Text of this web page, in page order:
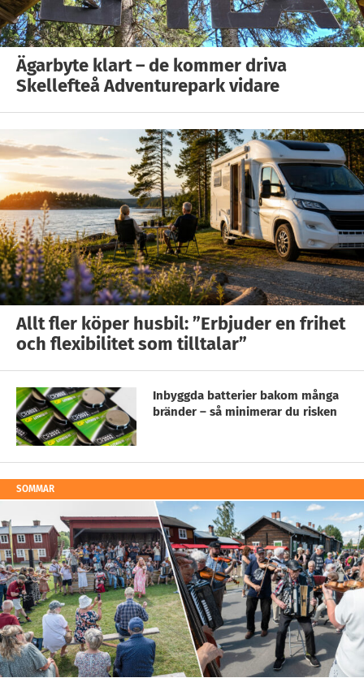
Ägarbyte klart – de kommer driva
Skellefteå Adventurepark vidare
Allt fler köper husbil: ”Erbjuder en frihet
och flexibilitet som tilltalar”
Inbyggda batterier bakom många
bränder – så minimerar du risken
SOMMAR